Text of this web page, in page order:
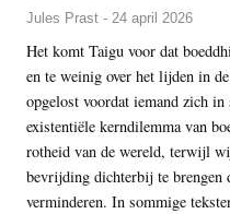
Jules Prast - 24 april 2026
Het komt Taigu voor dat
en te weinig over het lijden in
opgelost voordat iemand zich
existentiële kerndilemma van
rotheid van de wereld, terwijl
bevrijding dichterbij te brengen
verminderen. In sommige